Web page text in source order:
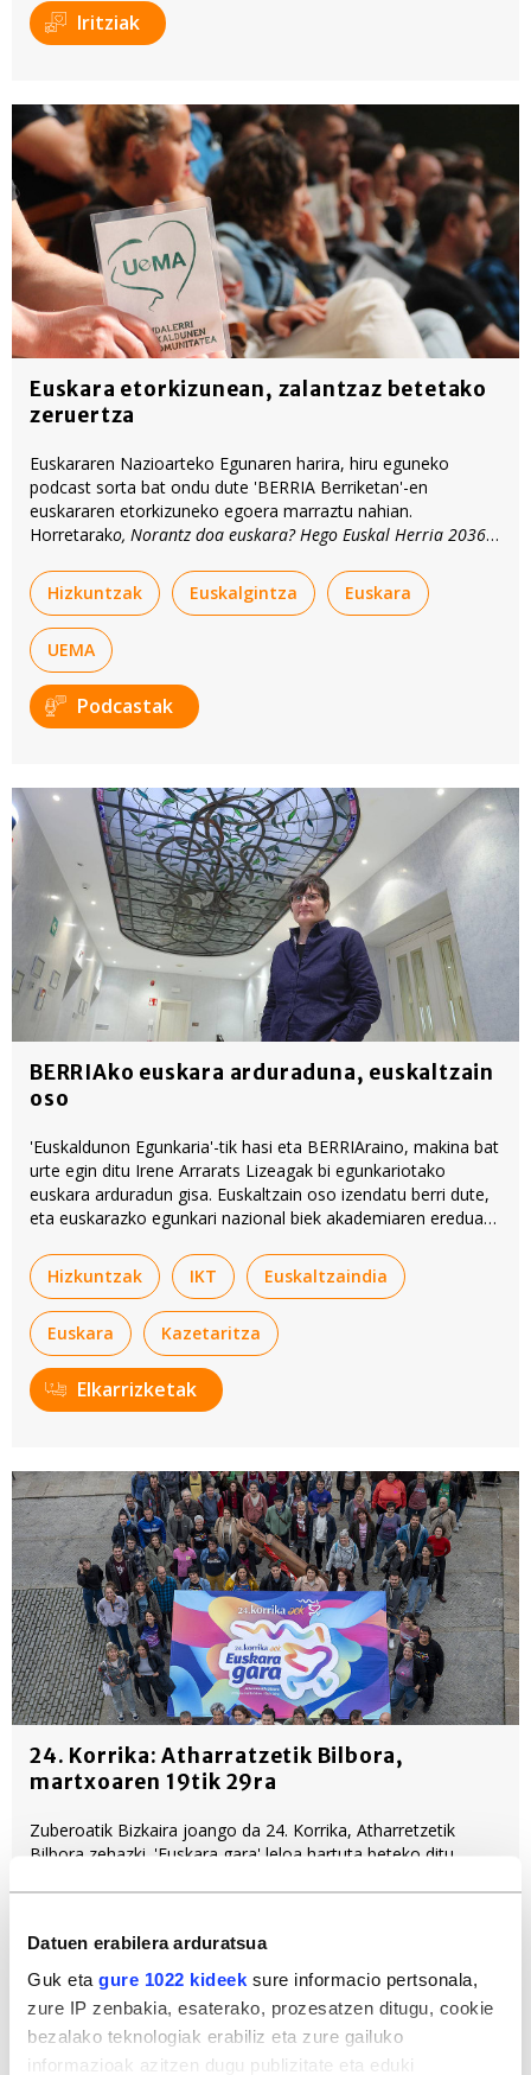
Datuen erabilera arduratsua
Guk eta gure 1022 kideek sure informacio pertsonala,
zure IP zenbakia, esaterako, prozesatzen ditugu, cookie
bezalako teknologiak erabiliz eta zure gailuko
informazioak azitzen dugu publizitate eta eduki
Iritziak
Euskara etorkizunean, zalantzaz betetako
zeruertza
Euskararen Nazioarteko Egunaren harira, hiru eguneko
podcast sorta bat ondu dute 'BERRIA Berriketan'-en
euskararen etorkizuneko egoera marraztu nahian.
Horretarako, Norantz doa euskara? Hego Euskal Herria 2036
Hizkuntzak
Euskalgintza Euskara
UEMA
Podcastak
BERRIAko euskara arduraduna, euskaltzain
oso
'Euskaldunon Egunkaria'-tik hasi eta BERRIAraino, makina bat
urte egin ditu Irene Arrarats Lizeagak bi egunkariotako
euskara arduradun gisa. Euskaltzain oso izendatu berri dute,
eta euskarazko egunkari nazional biek akademiaren eredua
Hizkuntzak
IKT Euskaltzaindia
Euskara Kazetaritza
Elkarrizketak
24. Korrika: Atharratzetik Bilbora,
martxoaren 19tik 29ra
Zuberoatik Bizkaira joango da 24. Korrika, Atharretzetik
Bilbora zehazki. 'Euskara gara' leloa hartuta beteko ditu
ekitaldia, Gasteizen, eta Errigorari omenaldia egiteko
Euskara Korrika